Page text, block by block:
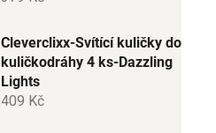
Cleverclixx-Svítící kuličky do
kuličkodráhy 4 ks-Dazzling
Lights
409 Kč